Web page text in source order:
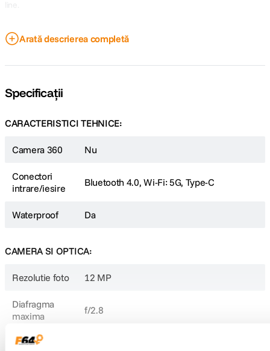
Sistemul ONE R accepta telecomanda Bluetooth de la un Apple Watch
sau o telecomanda inteligenta GPS Insta360 dedicata, ambele vandute
functii intuitive de auto-editare. uimitor de detaliate si echilibrate.
Arată descrierea completă
Specificații
CARACTERISTICI TEHNICE:
Camera 360 Nu
Conectori
intrare/iesire
Bluetooth 4.0, Wi-Fi: 5G, Type-C
Waterproof Da
CAMERA SI OPTICA:
Rezolutie foto 12 MP
Diafragma
maxima
f/2.8
Unghi de